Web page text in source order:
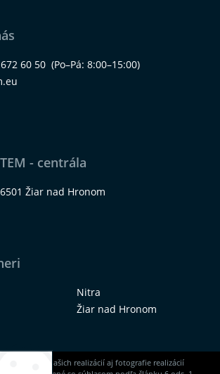
60 50 (Po–Pá: 8:00–15:00)
- centrála
Žiar nad Hronom
Nitra
Žiar nad Hronom
okrem našich realizácií aj fotografie realizácií